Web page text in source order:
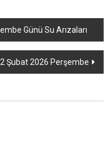
Günü Su Arızaları
Şubat 2026 Perşembe